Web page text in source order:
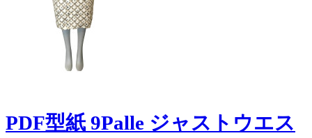
PDF型紙 9Palle ジャストウエス